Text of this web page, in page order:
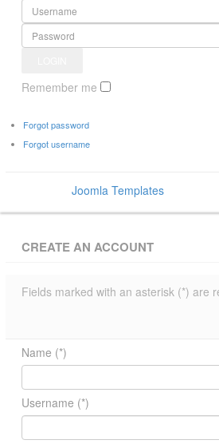
Remember me
Forgot password
Forgot username
Joomla Templates
CREATE AN ACCOUNT
Fields marked with an asterisk (*) are
Name (*)
Username (*)